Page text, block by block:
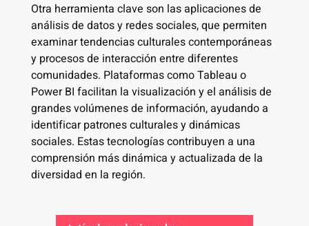
Otra herramienta clave son las aplicaciones de
análisis de datos y redes sociales, que permiten
examinar tendencias culturales contemporáneas
y procesos de interacción entre diferentes
comunidades. Plataformas como Tableau o
Power BI facilitan la visualización y el análisis de
grandes volúmenes de información, ayudando a
identificar patrones culturales y dinámicas
sociales. Estas tecnologías contribuyen a una
comprensión más dinámica y actualizada de la
diversidad en la región.